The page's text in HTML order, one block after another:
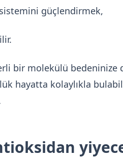
sistemini güçlendirmek,
bir molekülü bedeninize
hayatta kolaylıkla